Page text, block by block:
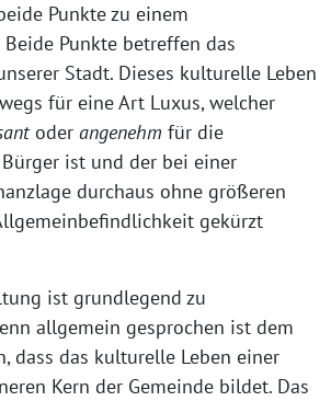
Punkte zu einem
Punkte betreffen das
Stadt. Dieses kulturelle Leben
für eine Art Luxus, welcher
oder angenehm für die
ist und der bei einer
durchaus ohne größeren
gekürzt
ist grundlegend zu
allgemein gesprochen ist dem
dass das kulturelle Leben einer
Kern der Gemeinde bildet. Das